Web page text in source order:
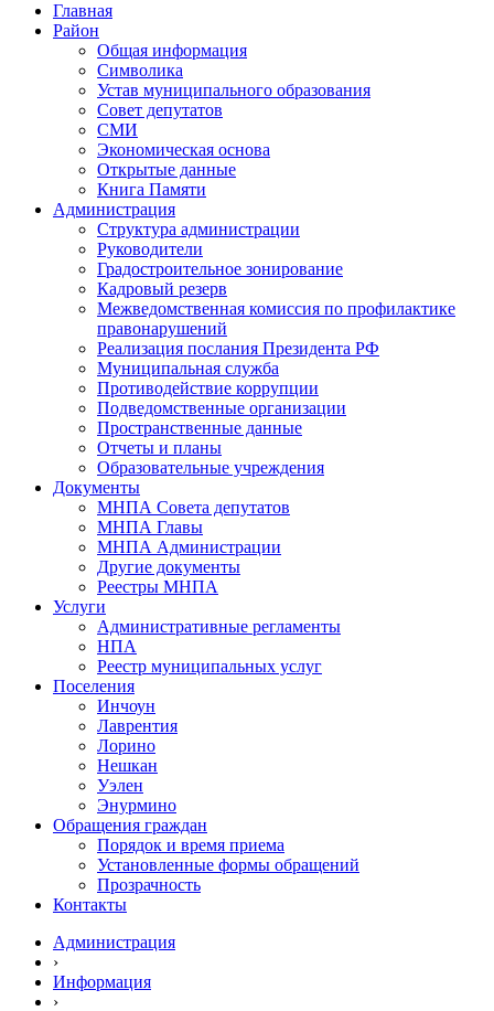
Главная
Район
Общая информация
Символика
Устав муниципального образования
Совет депутатов
СМИ
Экономическая основа
Открытые данные
Книга Памяти
Администрация
Структура администрации
Руководители
Градостроительное зонирование
Кадровый резерв
Межведомственная комиссия по профилактике
правонарушений
Реализация послания Президента РФ
Муниципальная служба
Противодействие коррупции
Подведомственные организации
Пространственные данные
Отчеты и планы
Образовательные учреждения
Документы
МНПА Совета депутатов
МНПА Главы
МНПА Администрации
Другие документы
Реестры МНПА
Услуги
Административные регламенты
НПА
Реестр муниципальных услуг
Поселения
Инчоун
Лаврентия
Лорино
Нешкан
Уэлен
Энурмино
Обращения граждан
Порядок и время приема
Установленные формы обращений
Прозрачность
Контакты
Администрация
›
Информация
›